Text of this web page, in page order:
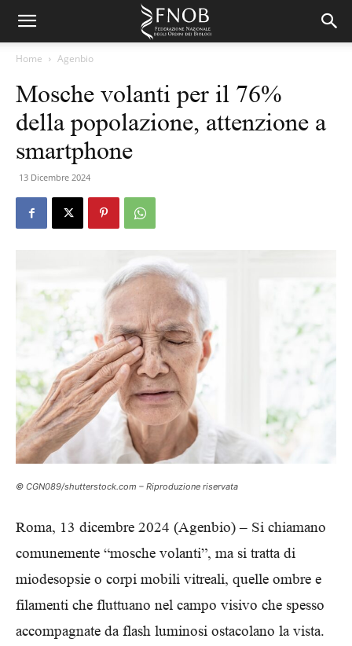
Home Agenbio
Mosche volanti per il 76%
della popolazione, attenzione a
smartphone
13 Dicembre 2024
© CGN089/shutterstock.com – Riproduzione riservata
Roma, 13 dicembre 2024 (Agenbio) – Si chiamano
comunemente “mosche volanti”, ma si tratta di
miodesopsie o corpi mobili vitreali, quelle ombre e
filamenti che fluttuano nel campo visivo che spesso
accompagnate da flash luminosi ostacolano la vista.